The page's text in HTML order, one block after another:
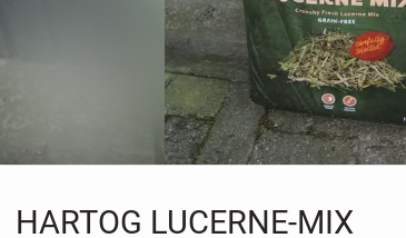
HARTOG LUCERNE-MIX